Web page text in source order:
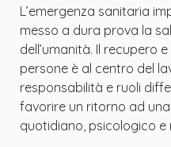
L’emergenza sanitaria
messo a dura prova la
dell’umanità. Il recupero
persone è al centro del
responsabilità e ruoli
favorire un ritorno ad
quotidiano, psicologico e